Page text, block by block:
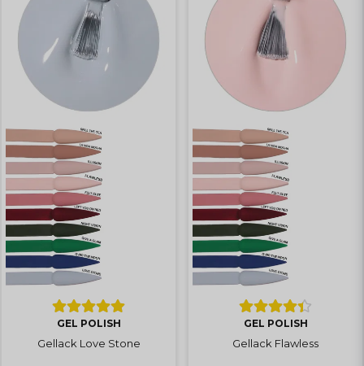
GEL POLISH
Gellack Love Stone
GEL POLISH
Gellack Flawless